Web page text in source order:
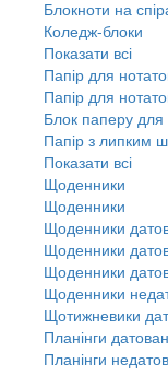
Блокноти на
Коледж-блоки
Показати всі
Папір для
Папір для
Блок паперу для
Папір з липким
Показати всі
Щоденники
Щоденники
Щоденники
Щоденники
Щоденники
Щоденники
Щотижневики
Планінги
Планінги